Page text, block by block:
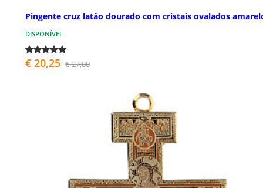
Pingente cruz latão dourado com cristais ovalados
DISPONÍVEL
€ 20,25 € 27,00